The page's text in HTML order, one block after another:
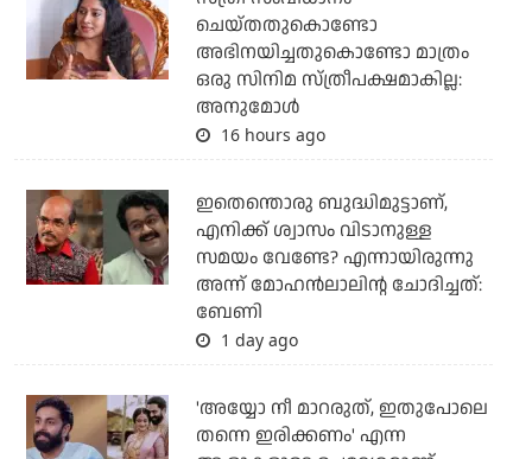
ചെയ്തതുകൊണ്ടോ
അഭിനയിച്ചതുകൊണ്ടോ മാത്രം
ഒരു സിനിമ സ്ത്രീപക്ഷമാകില്ല:
അനുമോൾ
16 hours ago
ഇതെന്തൊരു ബുദ്ധിമുട്ടാണ്,
എനിക്ക് ശ്വാസം വിടാനുള്ള
സമയം വേണ്ടേ? എന്നായിരുന്നു
അന്ന് മോഹൻലാലിന്റ ചോദിച്ചത്:
ബേണി
1 day ago
'അയ്യോ നീ മാറരുത്, ഇതുപോലെ
തന്നെ ഇരിക്കണം' എന്ന